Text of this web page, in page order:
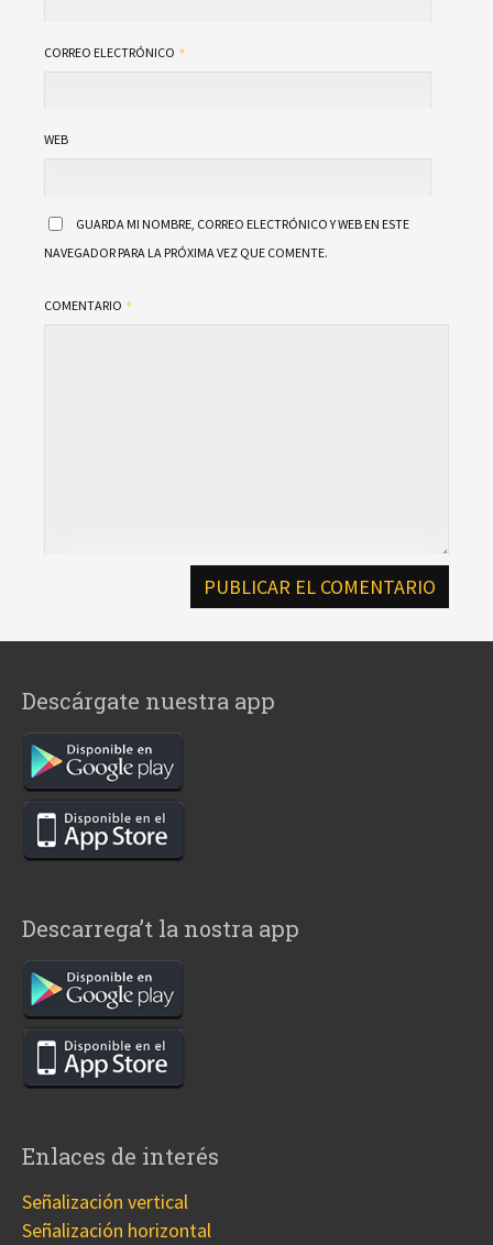
CORREO ELECTRÓNICO
WEB
GUARDA MI NOMBRE, CORREO ELECTRÓNICO Y WEB EN ESTE
NAVEGADOR PARA LA PRÓXIMA VEZ QUE COMENTE.
COMENTARIO
Descárgate nuestra app
Descarrega’t la nostra app
Enlaces de interés
Señalización vertical
Señalización horizontal